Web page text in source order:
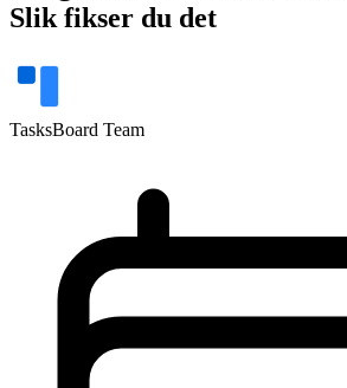
Slik fikser du det
TasksBoard Team